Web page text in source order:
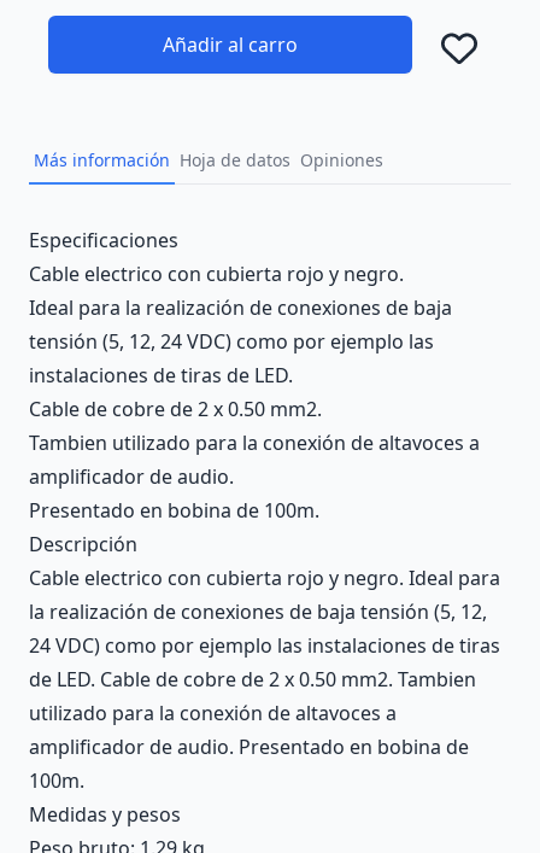
Añadir al carro
Más información Hoja de datos Opiniones
Description
Especificaciones
Cable electrico con cubierta rojo y negro.
Ideal para la realización de conexiones de baja
tensión (5, 12, 24 VDC) como por ejemplo las
instalaciones de tiras de LED.
Cable de cobre de 2 x 0.50 mm2.
Tambien utilizado para la conexión de altavoces a
amplificador de audio.
Presentado en bobina de 100m.
Descripción
Cable electrico con cubierta rojo y negro. Ideal para
la realización de conexiones de baja tensión (5, 12,
24 VDC) como por ejemplo las instalaciones de tiras
de LED. Cable de cobre de 2 x 0.50 mm2. Tambien
utilizado para la conexión de altavoces a
amplificador de audio. Presentado en bobina de
100m.
Medidas y pesos